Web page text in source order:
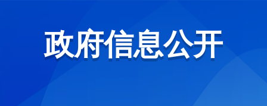
政府信息公开